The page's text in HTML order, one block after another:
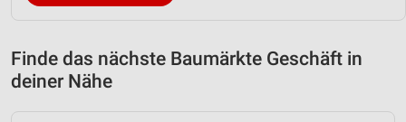
Finde das nächste Baumärkte Geschäft in
deiner Nähe